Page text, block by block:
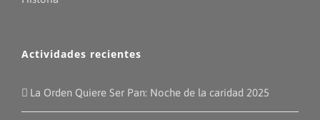
Actividades recientes
La Orden Quiere Ser Pan: Noche de la caridad 2025